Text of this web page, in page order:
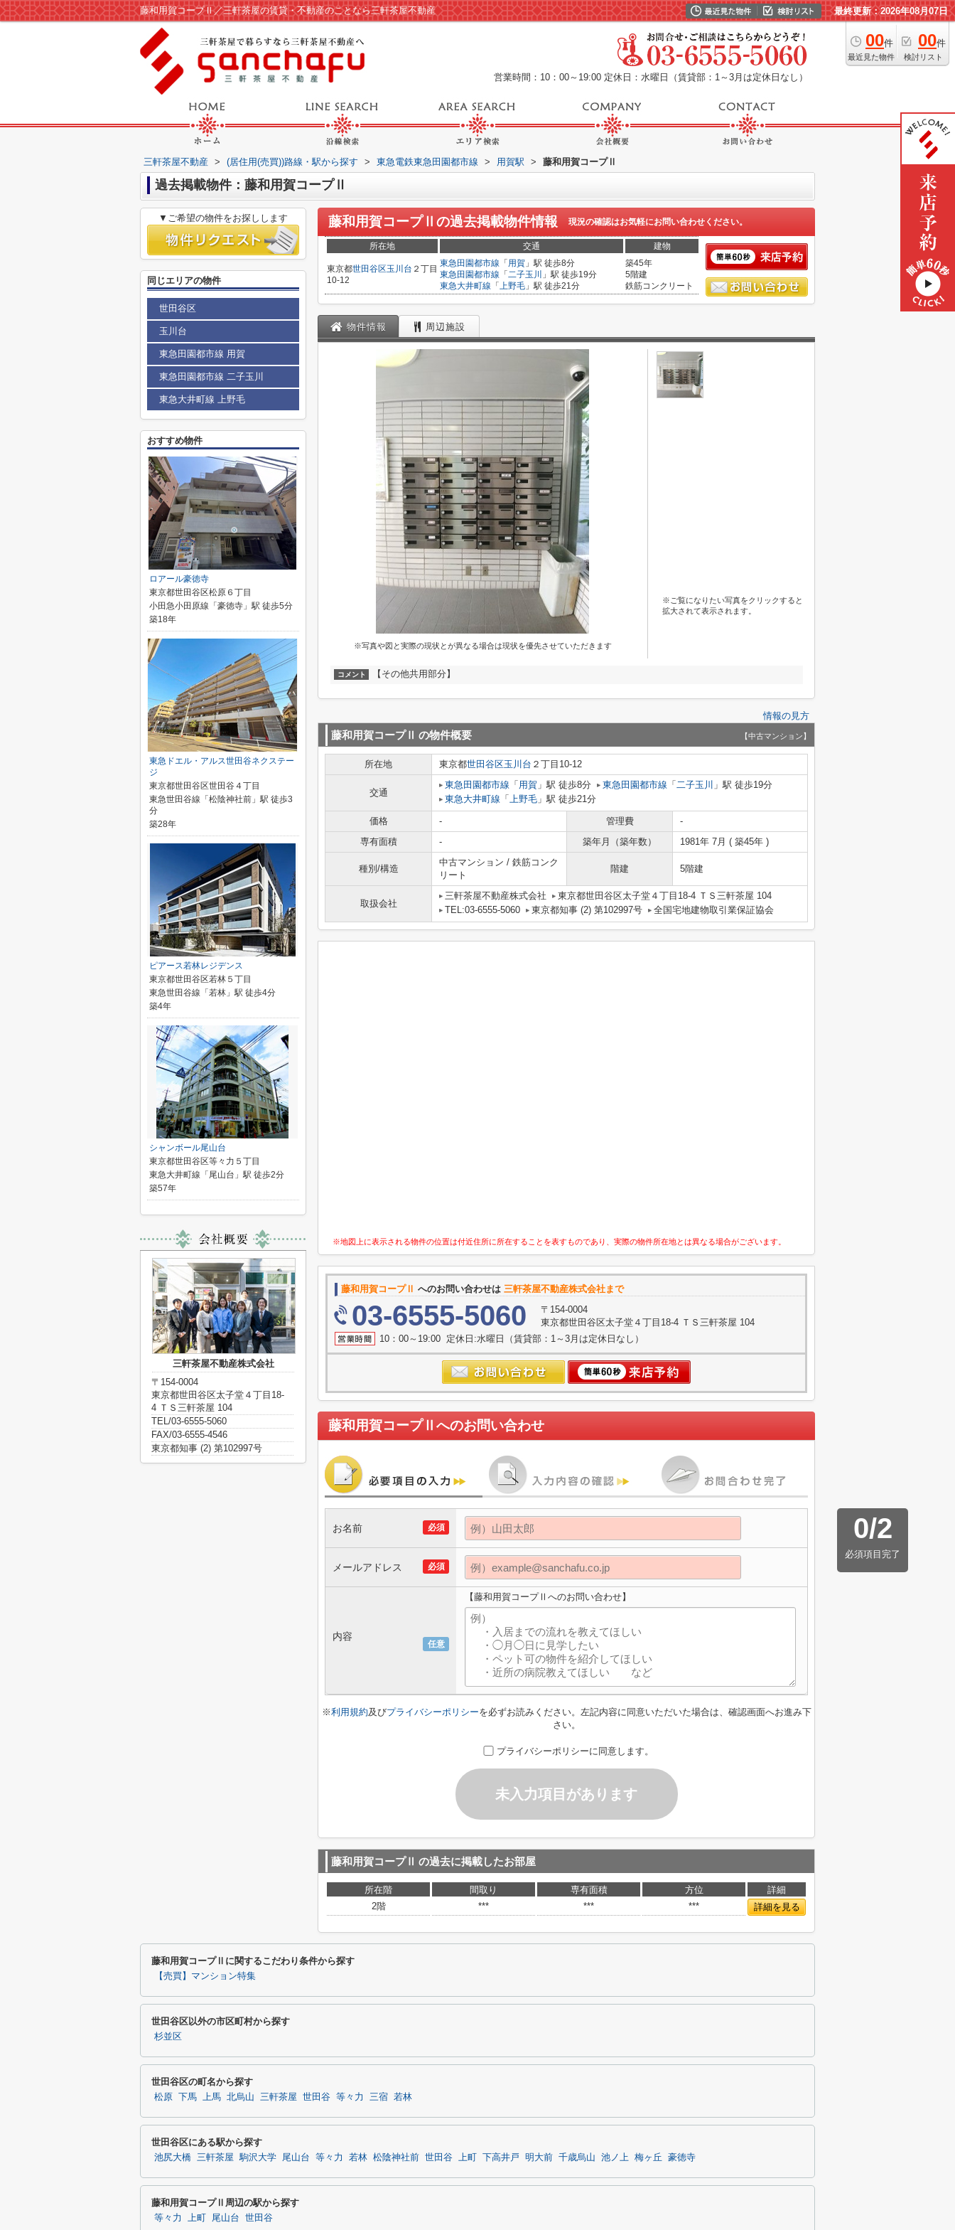
藤和用賀コープⅡ／三軒茶屋の賃貸・不動産のことなら三軒茶屋不動産 最終更新：2026年08月07日
00件
最近見た物件
00件
検討リスト
営業時間：10：00～19:00 定休日：水曜日（賃貸部：1～3月は定休日なし）
三軒茶屋不動産 > (居住用(売買))路線・駅から探す > 東急電鉄東急田園都市線 > 用賀駅 > 藤和用賀コープⅡ
過去掲載物件：藤和用賀コープⅡ
藤和用賀コープⅡ の過去掲載物件情報 現況の確認はお気軽にお問い合わせください。
所在地 交通 建物
東京都世田谷区玉川台 ２丁目
10-12
東急田園都市線 「 用賀 」駅 徒歩8分
東急田園都市線 「 二子玉川
」駅 徒歩19分
東急大井町線 「 上野毛 」駅 徒歩21分
築45年
5階建
鉄筋コンクリート
物件情報 周辺施設
※写真や図と実際の現状とが異なる場合は現状を優先させていただきます
※ご覧になりたい写真をクリックすると
拡大されて表示されます。
コメント 【その他共用部分】
情報の見方
藤和用賀コープⅡ の物件概要 【中古マンション】
所在地 東京都世田谷区玉川台 ２丁目10-12
交通
東急田園都市線 「 用賀 」駅 徒歩8分 東急田園都市線 「 二子玉川 」駅 徒歩19分
東急大井町線 「 上野毛 」駅 徒歩21分
価格 - 管理費
-
専有面積
- 築年月（築年数） 1981年 7月 ( 築45年 )
種別/構造
中古マンション / 鉄筋コンク
リート
階建 5階建
取扱会社
三軒茶屋不動産株式会社
東京都世田谷区太子堂４丁目18-4 ＴＳ三軒茶屋 104
TEL:03-6555-5060
東京都知事 (2) 第102997号 全国宅地建物取引業保証協会
※地図上に表示される物件の位置は付近住所に所在することを表すものであり、実際の物件所在地とは異なる場合がございます。
藤和用賀コープⅡ へのお問い合わせは 三軒茶屋不動産株式会社まで
03-6555-5060
〒154-0004
東京都世田谷区太子堂４丁目18-4 ＴＳ三軒茶屋 104
10：00～19:00 定休日:水曜日（賃貸部：1～3月は定休日なし）
藤和用賀コープⅡ へのお問い合わせ
0/2
必須項目完了
必須
お名前
必須
メールアドレス
任意
内容
【藤和用賀コープⅡへのお問い合わせ】
※利用規約及びプライバシーポリシーを必ずお読みください。左記内容に同意いただいた場合は、確認画面へお進み下
さい。
プライバシーポリシーに同意します。
未入力項目があります
藤和用賀コープⅡ の過去に掲載したお部屋
所在階 間取り 専有面積 方位
詳細
2階
*** *** *** 詳細を見る
▼ご希望の物件をお探しします
同じエリアの物件
世田谷区
玉川台
東急田園都市線 用賀
東急田園都市線 二子玉川
東急大井町線 上野毛
おすすめ物件
ロアール豪徳寺
東京都世田谷区松原６丁目
小田急小田原線「豪徳寺」駅 徒歩5分
築18年
東急ドエル・アルス世田谷ネクステー
ジ
東京都世田谷区世田谷４丁目
東急世田谷線「松陰神社前」駅 徒歩3
分
築28年
ピアース若林レジデンス
東京都世田谷区若林５丁目
東急世田谷線「若林」駅 徒歩4分
築4年
シャンボール尾山台
東京都世田谷区等々力５丁目
東急大井町線「尾山台」駅 徒歩2分
築57年
三軒茶屋不動産株式会社
〒154-0004
東京都世田谷区太子堂４丁目18-
4 ＴＳ三軒茶屋 104
TEL/03-6555-5060
FAX/03-6555-4546
東京都知事 (2) 第102997号
藤和用賀コープⅡに関するこだわり条件から探す
【売買】マンション特集
世田谷区以外の市区町村から探す
杉並区
世田谷区の町名から探す
松原 下馬 上馬 北烏山 三軒茶屋 世田谷 等々力 三宿 若林
世田谷区にある駅から探す
池尻大橋 三軒茶屋 駒沢大学 尾山台 等々力 若林 松陰神社前 世田谷 上町 下高井戸 明大前 千歳烏山 池ノ上 梅ヶ丘 豪徳寺
藤和用賀コープⅡ周辺の駅から探す
等々力 上町 尾山台 世田谷